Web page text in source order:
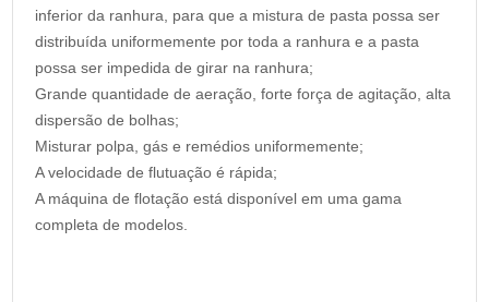
inferior da ranhura, para que a mistura de pasta possa ser
distribuída uniformemente por toda a ranhura e a pasta
possa ser impedida de girar na ranhura;
Grande quantidade de aeração, forte força de agitação, alta
dispersão de bolhas;
Misturar polpa, gás e remédios uniformemente;
A velocidade de flutuação é rápida;
A máquina de flotação está disponível em uma gama
completa de modelos.